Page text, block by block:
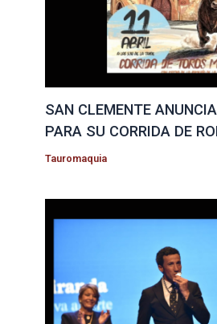
SAN CLEMENTE
PARA SU CORRIDA DE
Tauromaquia